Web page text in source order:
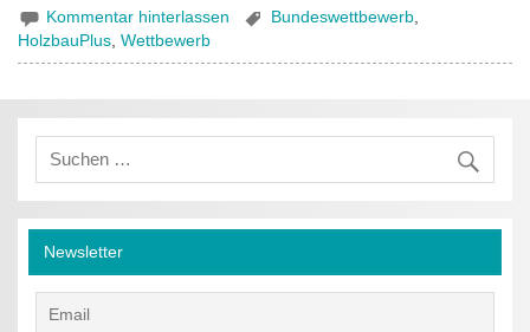
Kommentar hinterlassen Bundeswettbewerb,
HolzbauPlus,Wettbewerb
Newsletter